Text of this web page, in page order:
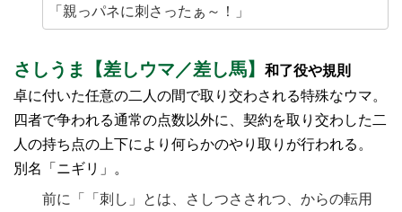
「親っパネに刺さったぁ～！」
さしうま【差しウマ／差し馬】 和了役や規則
卓に付いた任意の二人の間で取り交わされる特殊なウマ。
四者で争われる通常の点数以外に、契約を取り交わした二
人の持ち点の上下により何らかのやり取りが行われる。
別名「ニギリ」。
前に「「刺し」とは、さしつさされつ、からの転用